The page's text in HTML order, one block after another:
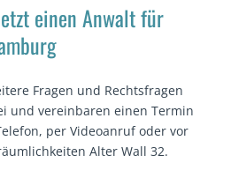
einen Anwalt für
Fragen und Rechtsfragen
und vereinbaren einen Termin
per Videoanruf oder vor
Alter Wall 32.